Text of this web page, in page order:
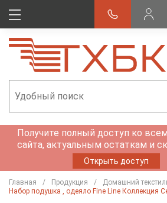
Получите полный доступ ко
сайта, актуальным остаткам и
Открыть доступ
Главная Продукция Домашний
Набор подушка , одеяло Fine Line Коллекция